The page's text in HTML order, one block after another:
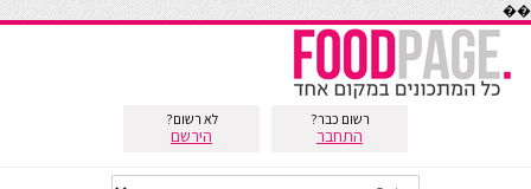
��
רשום כבר?
התחבר
לא רשום?
הירשם